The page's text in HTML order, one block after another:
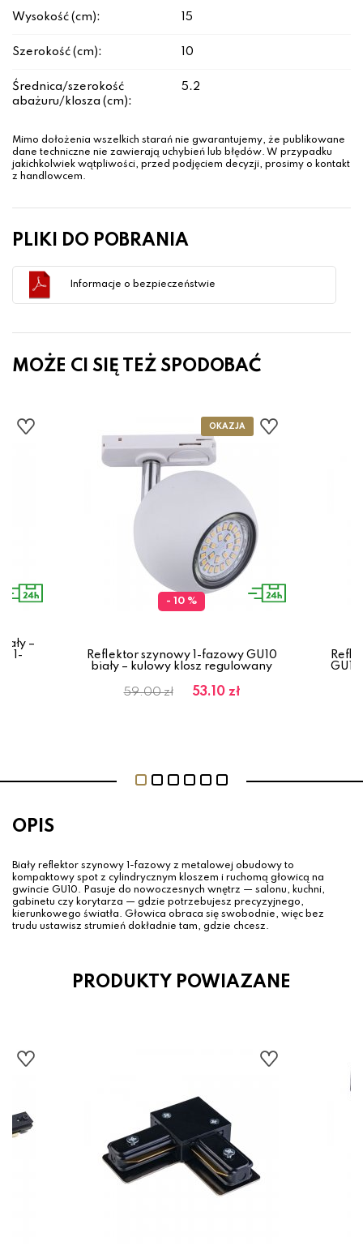
Wysokość (cm): 15
Szerokość (cm): 10
Średnica/szerokość
abażuru/klosza (cm):
5.2
Mimo dołożenia wszelkich starań nie gwarantujemy, że publikowane
dane techniczne nie zawierają uchybień lub błędów. W przypadku
jakichkolwiek wątpliwości, przed podjęciem decyzji, prosimy o kontakt
z handlowcem.
PLIKI DO POBRANIA
Informacje o bezpieczeństwie
MOŻE CI SIĘ TEŻ SPODOBAĆ
–
1-
- 10 %
Reflektor szynowy 1-fazowy GU10
biały – kulowy klosz regulowany
59.00 zł 53.10 zł
OPIS
Biały reflektor szynowy 1-fazowy z metalowej obudowy to
kompaktowy spot z cylindrycznym kloszem i ruchomą głowicą na
gwincie GU10. Pasuje do nowoczesnych wnętrz — salonu, kuchni,
gabinetu czy korytarza — gdzie potrzebujesz precyzyjnego,
kierunkowego światła. Głowica obraca się swobodnie, więc bez
trudu ustawisz strumień dokładnie tam, gdzie chcesz.
PRODUKTY POWIAZANE